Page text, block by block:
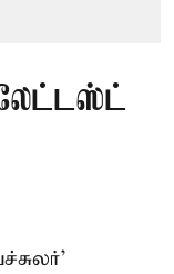
லேட்டஸ்ட்